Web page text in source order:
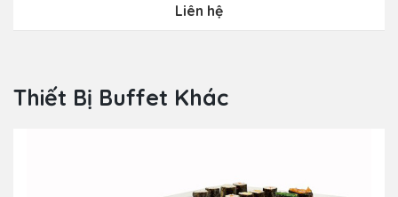
Liên hệ
Thiết Bị Buffet Khác